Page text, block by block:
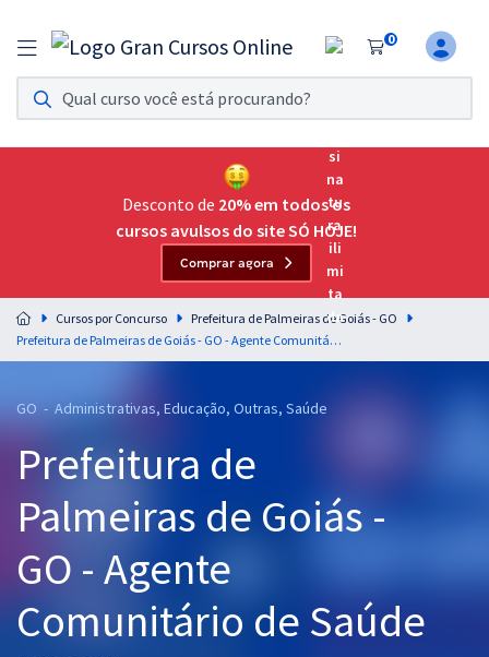
0
Assinatura Ilimitada 11
Acesso a todos os cursos. Teste grátis por 7 dias!
Assinatura OAB Até Passar
Acesso ilimitado a toda preparação para o Exame da
Residências Multiprofissionais
Preparação completa e intensiva para as principais
residências em saúde do Brasil
Cursos 20% OFF
Pós
Graduação
OAB
Desconto de 20% em todos os
cursos avulsos do site SÓ HOJE!
Comprar agora
Cursos por Concurso
Prefeitura de Palmeiras de Goiás - GO
Prefeitura de Palmeiras de Goiás - GO - Agente Comunitário de Saúde
GO - Administrativas, Educação, Outras, Saúde
Prefeitura de
Palmeiras de Goiás -
GO - Agente
Comunitário de Saúde